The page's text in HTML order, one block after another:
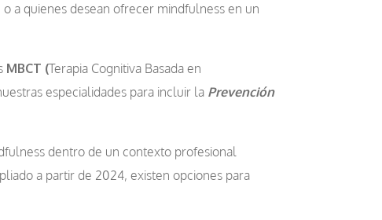
a quienes desean ofrecer mindfulness en un
MBCT (Terapia Cognitiva Basada en
especialidades para incluir la Prevención
dentro de un contexto profesional
a partir de 2024, existen opciones para